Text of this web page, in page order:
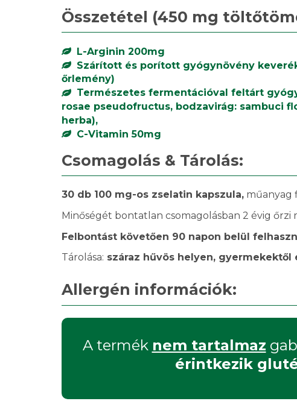
Összetétel (450 mg
L-Arginin 200mg
Szárított és porított gyógynövény
őrlemény)
Természetes fermentációval feltárt
rosae pseudofructus, bodzavirág: sambuci
herba),
C-Vitamin 50mg
Csomagolás & Tárolás:
30 db 100 mg-os zselatin kapszula, műanyag
Minőségét bontatlan csomagolásban 2 évig őrzi
Felbontást követően 90 napon belül
Tárolása: száraz hűvös helyen, gyermekektől
Allergén információk:
A termék nem tartalmaz
érintkezik